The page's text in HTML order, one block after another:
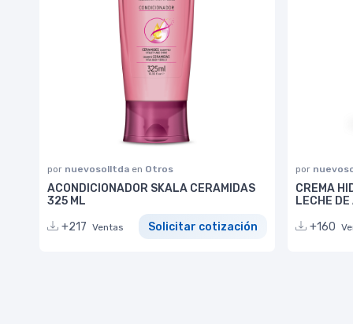
por nuevosolltda en Otros
ACONDICIONADOR SKALA CERAMIDAS
325 ML
+217 Ventas Solicitar cotización
por
CREMA
LECHE
+160